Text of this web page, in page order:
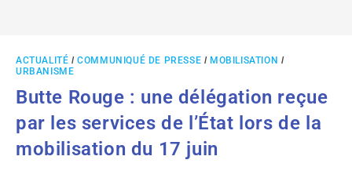
ACTUALITÉ /COMMUNIQUÉ DE PRESSE / MOBILISATION /
URBANISME
Butte Rouge : une délégation reçue
par les services de l’État lors de la
mobilisation du 17 juin